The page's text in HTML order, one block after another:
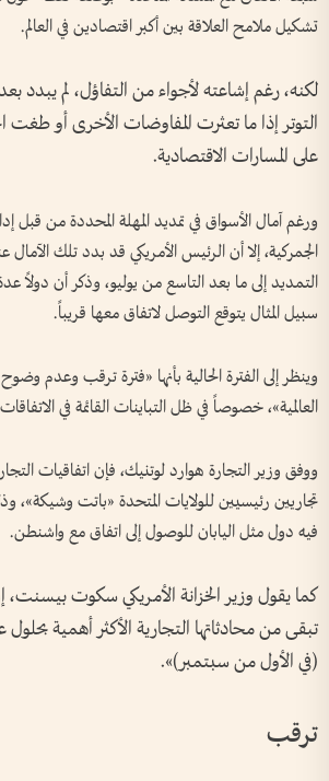
تشكيل ملامح العلاقة بين أكبر اقتصادين في العالم.
لكنه، رغم إشاعته لأجواء من التفاؤل، لم يبدد
التوتر إذا ما تعثرت المفاوضات الأخرى أو طغت
على المسارات الاقتصادية.
ورغم آمال الأسواق في تمديد المهلة المحددة من
الجمركية، إلا أن الرئيس الأمريكي قد بدد تلك الآمال
التمديد إلى ما بعد التاسع من يوليو، وذكر أن دولاً
سبيل المثال يتوقع التوصل لاتفاق معها قريباً.
وينظر إلى الفترة الحالية بأنها «فترة ترقب وعدم
العالمية»، خصوصاً في ظل التباينات القائمة في
ووفق وزير التجارة هوارد لوتنيك، فإن اتفاقيات
تجاريين رئيسيين للولايات المتحدة «باتت وشيكة»،
فيه دول مثل اليابان للوصول إلى اتفاق مع واشنطن.
كما يقول وزير الخزانة الأمريكي سكوت بيسنت،
تبقى من محادثاتها التجارية الأكثر أهمية بحلول
(في الأول من سبتمبر)».
ترقب